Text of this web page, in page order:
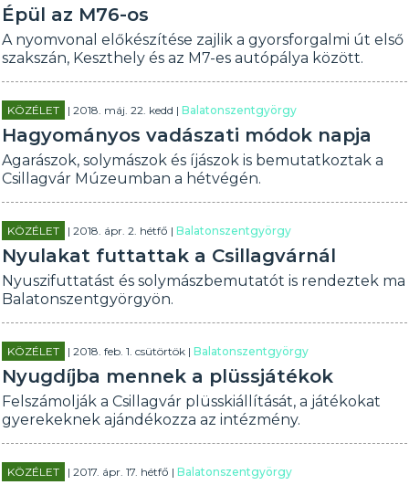
Épül az M76-os
A nyomvonal előkészítése zajlik a gyorsforgalmi út első
szakszán, Keszthely és az M7-es autópálya között.
KÖZÉLET | 2018. máj. 22. kedd |Balatonszentgyörgy
Hagyományos vadászati módok napja
Agarászok, solymászok és íjászok is bemutatkoztak a
Csillagvár Múzeumban a hétvégén.
KÖZÉLET | 2018. ápr. 2. hétfő |Balatonszentgyörgy
Nyulakat futtattak a Csillagvárnál
Nyuszifuttatást és solymászbemutatót is rendeztek ma
Balatonszentgyörgyön.
KÖZÉLET | 2018. feb. 1. csütörtök |Balatonszentgyörgy
Nyugdíjba mennek a plüssjátékok
Felszámolják a Csillagvár plüsskiállítását, a játékokat
gyerekeknek ajándékozza az intézmény.
KÖZÉLET | 2017. ápr. 17. hétfő |Balatonszentgyörgy